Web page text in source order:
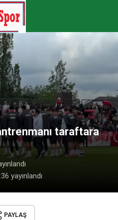
taraftara
yayınlandı
PAYLAŞ
İstanbul’a geliş saati belli